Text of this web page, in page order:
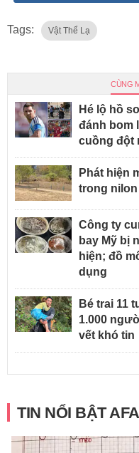
Tags: Vật Thể Lạ
CÙNG
Hé lộ hồ
đánh bom
cuồng đột
Phát hiện
trong nilon
Công ty
bay Mỹ bị
hiện; đồ
dụng
Bé trai 11
1.000
vết khó tin
TIN NỔI BẬT